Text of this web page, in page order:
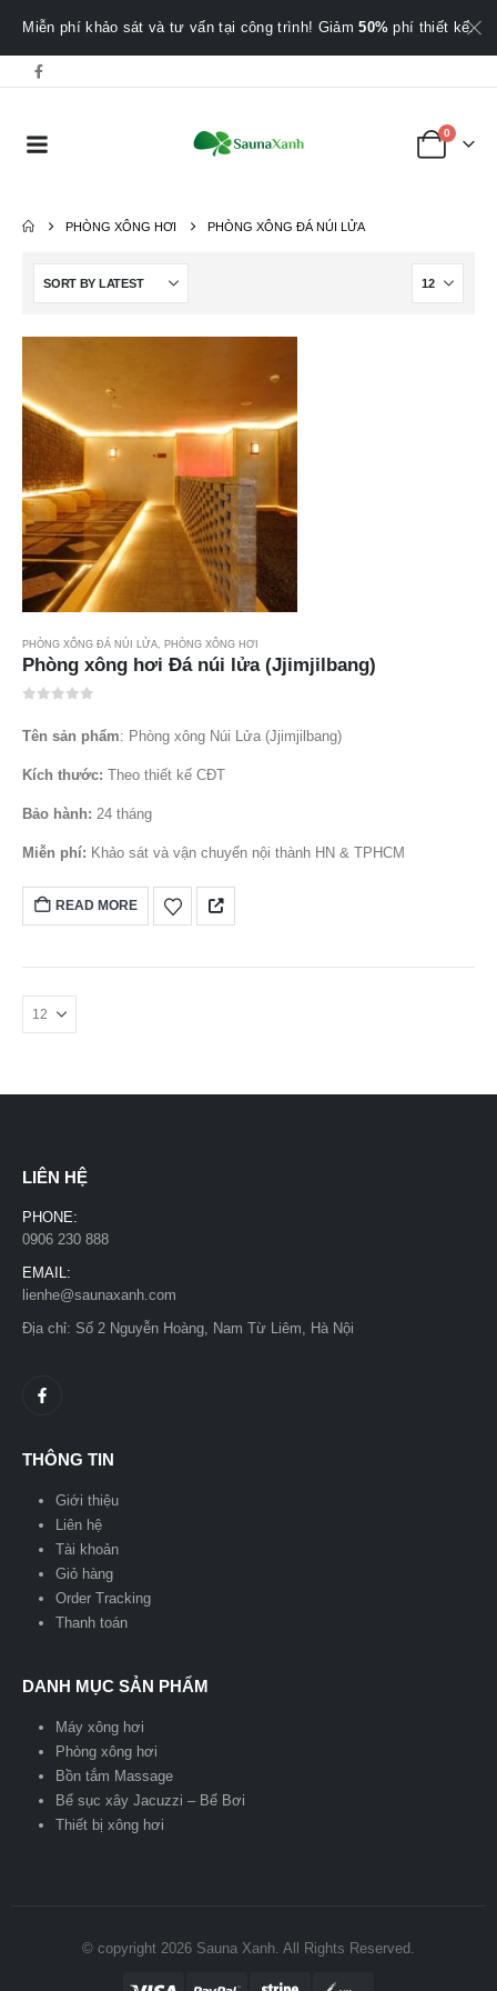
Miễn phí khảo sát và tư vấn tại công trình! Giảm50% phí thiết kế.
0
PHÒNG XÔNG HƠI PHÒNG XÔNG ĐÁ NÚI LỬA
PHÒNG XÔNG ĐÁ NÚI LỬA, PHÒNG XÔNG HƠI
Phòng xông hơi Đá núi lửa (Jjimjilbang)
Tên sản phẩm: Phòng xông Núi Lửa (Jjimjilbang)
Kích thước: Theo thiết kế CĐT
Bảo hành: 24 tháng
Miễn phí: Khảo sát và vận chuyển nội thành HN & TPHCM
READ MORE
LIÊN HỆ
PHONE:
0906 230 888
EMAIL:
lienhe@saunaxanh.com
Địa chỉ: Số 2 Nguyễn Hoàng, Nam Từ Liêm, Hà Nội
THÔNG TIN
Giới thiệu
Liên hệ
Tài khoản
Giỏ hàng
Order Tracking
Thanh toán
DANH MỤC SẢN PHẨM
Máy xông hơi
Phòng xông hơi
Bồn tắm Massage
Bể sục xây Jacuzzi – Bể Bơi
Thiết bị xông hơi
© copyright 2026 Sauna Xanh. All Rights Reserved.